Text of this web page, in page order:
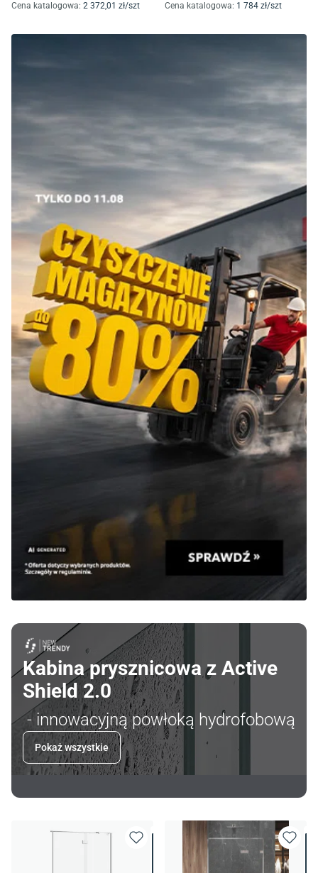
Cena katalogowa: 2 372,01 zł/szt
Kabina prysznicowa z Active
Shield 2.0
- innowacyjną powłoką hydrofobową
Pokaż wszystkie
Cena katalogowa: 1 784 zł/szt